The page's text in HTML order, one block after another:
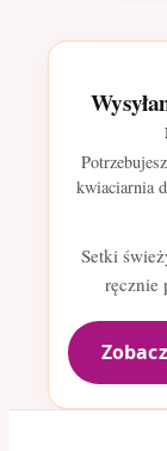
kwiaciarnia
Setki
ręcznie